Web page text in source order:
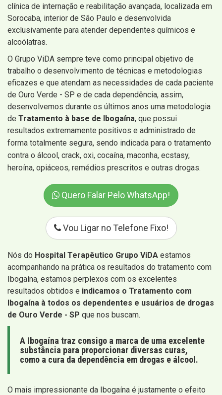
clínica de internação e reabilitação avançada, localizada em
Sorocaba, interior de São Paulo e desenvolvida
exclusivamente para atender dependentes químicos e
alcoólatras.
O Grupo ViDA sempre teve como principal objetivo de
trabalho o desenvolvimento de técnicas e metodologias
eficazes e que atendam as necessidades de cada paciente
de Ouro Verde - SP e de cada dependência, assim,
desenvolvemos durante os últimos anos uma metodologia
de Tratamento à base de Ibogaína, que possui
resultados extremamente positivos e administrado de
forma totalmente segura, sendo indicada para o tratamento
contra o álcool, crack, oxi, cocaína, maconha, ecstasy,
heroína, opiáceos, remédios prescritos e outras drogas.
Quero Falar Pelo WhatsApp!
Vou Ligar no Telefone Fixo!
Nós do Hospital Terapêutico Grupo ViDA estamos
acompanhando na prática os resultados do tratamento com
Ibogaína, estamos perplexos com os excelentes
resultados obtidos e indicamos o Tratamento com
Ibogaína à todos os dependentes e usuários de drogas
de Ouro Verde - SP que nos buscam.
A Ibogaína traz consigo a marca de uma excelente
substância para proporcionar diversas curas,
como a cura da dependência em drogas e álcool.
O mais impressionante da Ibogaína é justamente o efeito